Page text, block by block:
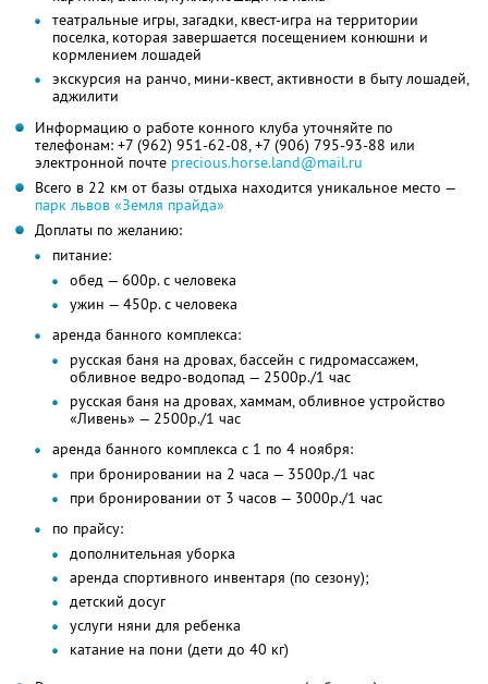
театральные игры, загадки, квест-игра на территории
поселка, которая завершается посещением конюшни и
кормлением лошадей
экскурсия на ранчо, мини-квест, активности в быту лошадей,
аджилити
Информацию о работе конного клуба уточняйте по
телефонам: +7 (962) 951-62-08, +7 (906) 795-93-88 или
электронной почте precious.horse.land@mail.ru
Всего в 22 км от базы отдыха находится уникальное место —
парк львов «Земля прайда»
Доплаты по желанию:
питание:
обед — 600р. с человека
ужин — 450р. с человека
аренда банного комплекса:
русская баня на дровах, бассейн с гидромассажем,
обливное ведро-водопад — 2500р./1 час
русская баня на дровах, хаммам, обливное устройство
«Ливень» — 2500р./1 час
аренда банного комплекса с 1 по 4 ноября:
при бронировании на 2 часа — 3500р./1 час
при бронировании от 3 часов — 3000р./1 час
по прайсу:
дополнительная уборка
аренда спортивного инвентаря (по сезону);
детский досуг
услуги няни для ребенка
катание на пони (дети до 40 кг)